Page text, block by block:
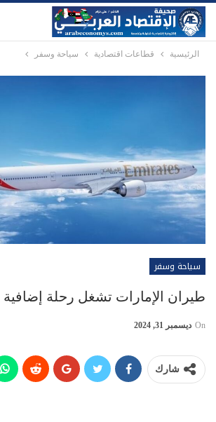
الرئيسية قطاعات اقتصادية سياحة وسفر
سياحة وسفر
طيران الإمارات تشغل رحلة إضافية
On ديسمبر 31, 2024
شارك